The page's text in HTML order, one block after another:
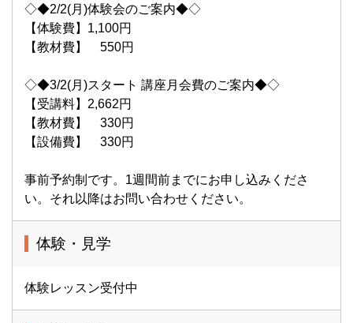
◇◆2/2(月)体験会のご案内◆◇
【体験費】1,100円
【教材費】 550円
◇◆3/2(月)スタート 講座月会費のご案内◆◇
【受講料】2,662円
【教材費】 330円
【設備費】 330円
事前予約制です。1週間前までにお申し込みくださ
い。 それ以降はお問い合わせください。
体験・見学
体験レッスン受付中